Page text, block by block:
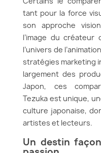
tant pour la force
son approche
l’image du créateur
l’univers de
stratégies marketing
largement des
Japon, ces
Tezuka est unique,
culture japonaise,
artistes et lecteurs.
Un destin